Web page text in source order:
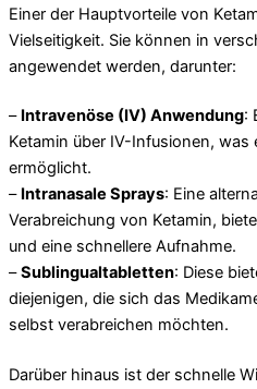
Einer der Hauptvorteile von
Vielseitigkeit. Sie können in
angewendet werden, darunter:
– Intravenöse (IV) Anwendung:
Ketamin über IV-Infusionen, was
ermöglicht.
– Intranasale Sprays: Eine
Verabreichung von Ketamin,
und eine schnellere Aufnahme.
–Sublingualtabletten: Diese
diejenigen, die sich das
selbst verabreichen möchten.
Darüber hinaus ist der schnelle